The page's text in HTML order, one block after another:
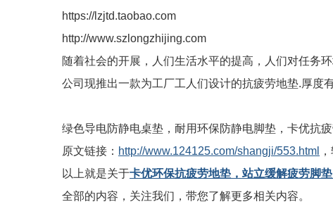
https://lzjtd.taobao.com
http://www.szlongzhijing.com
随着社会的开展，人们生活水平的提高，人们对任务
公司现推出一款为工厂工人们设计的抗疲劳地垫.厚度
绿色导电防静电桌垫，耐用环保防静电脚垫，卡优抗
原文链接： http://www.124125.com/shangji/553.html
以上就是关于卡优环保抗疲劳地垫，站立缓解疲劳脚
全部的内容，关注我们，带您了解更多相关内容。